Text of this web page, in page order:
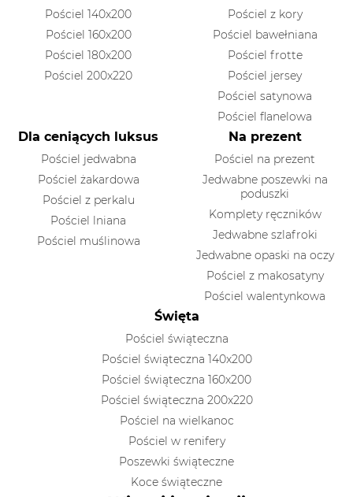
Pościel 140x200
Pościel 160x200
Pościel 180x200
Pościel 200x220
Pościel z kory
Pościel bawełniana
Pościel frotte
Pościel jersey
Pościel satynowa
Pościel flanelowa
Dla ceniących luksus
Pościel jedwabna
Pościel żakardowa
Pościel z perkalu
Pościel lniana
Pościel muślinowa
Na prezent
Pościel na prezent
Jedwabne poszewki na
poduszki
Komplety ręczników
Jedwabne szlafroki
Jedwabne opaski na oczy
Pościel z makosatyny
Pościel walentynkowa
Święta
Pościel świąteczna
Pościel świąteczna 140x200
Pościel świąteczna 160x200
Pościel świąteczna 200x220
Pościel na wielkanoc
Pościel w renifery
Poszewki świąteczne
Koce świąteczne